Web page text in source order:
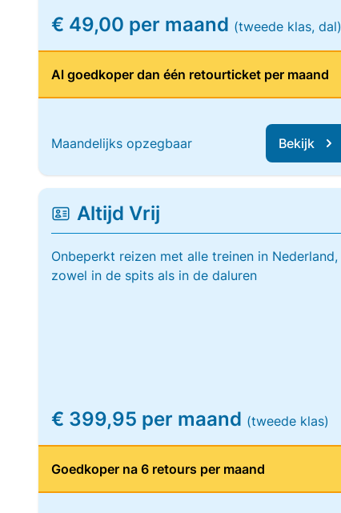
€ 49,00 per maand (tweede klas, dal)
Al goedkoper dan één retourticket per maand
Maandelijks opzegbaar Bekijk
Altijd Vrij
Onbeperkt reizen met alle treinen in Nederland,
zowel in de spits als in de daluren
€ 399,95 per maand (tweede klas)
Goedkoper na 6 retours per maand